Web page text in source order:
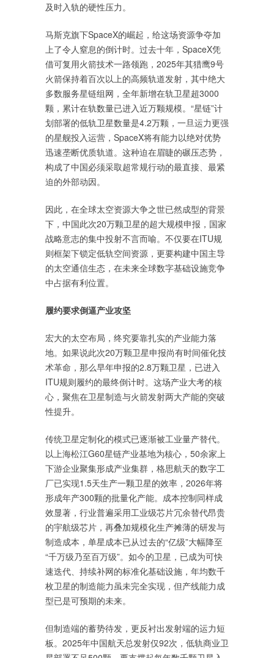
及时入轨的硬性压力。
马斯克旗下SpaceX的崛起，给这场资源争夺加
上了令人窒息的倒计时。过去十年，SpaceX凭
借可复用火箭技术一路领跑，2025年其猎鹰9号
火箭保持着百次以上的高频轨道发射，其中绝大
多数服务星链组网，全年新增在轨卫星超3000
颗，累计在轨数量已进入近万颗规模。“星链”计
划部署的低轨卫星数量是4.2万颗，一旦运力更强
的星舰投入运营，SpaceX将有能力以绝对优势
迅速垄断优质轨道。这种迫在眉睫的碾压态势，
构成了中国必须采取超常规行动的最直接、最紧
迫的外部动因。
因此，在全球太空资源大争之世已然成型的背景
下，中国此次20万颗卫星的超大规模申报，国家
战略意志的集中投射不言而喻。不仅要在ITU规
则框架下锁定低轨空间资源，更要构建中国主导
的太空通信生态，在未来全球数字基础设施竞争
中占据有利位置。
履约要求倒逼产业攻坚
宏大的太空布局，终究要靠扎实的产业能力落
地。如果说此次20万颗卫星申报尚有时间催化技
术革命，那么早年申报的2.8万颗卫星，已进入
ITU规则履约的最终倒计时。这场产业大考的核
心，聚焦在卫星制造与火箭发射两大产能的突破
性提升。
传统卫星定制化的模式已逐渐被工业量产替代。
以上海松江G60星链产业基地为核心，50余家上
下游企业聚集形成产业集群，格思航天的数字工
厂已实现1.5天生产一颗卫星的效率，2026年将
形成年产300颗的批量化产能。成本控制同样成
效显著，行业普遍采用工业级芯片冗余替代昂贵
的宇航级芯片，再叠加规模化生产摊薄的研发与
制造成本，单星成本已从过去的“亿级”大幅降至
“千万级乃至百万级”。如今的卫星，已成为可快
速迭代、持续补网的标准化基础设施，年均数千
枚卫星的制造能力虽未完全实现，但产线能力成
型已是可预期的未来。
但制造端的蓄势待发，更反衬出发射端的运力短
板。2025年中国航天总发射仅92次，低轨商业卫